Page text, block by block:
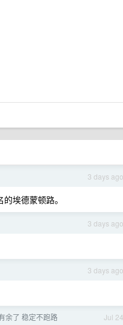
3 days ago
埃德蒙顿路。
3 days ago
3 days ago
Jul 24
余了 稳定不跑路